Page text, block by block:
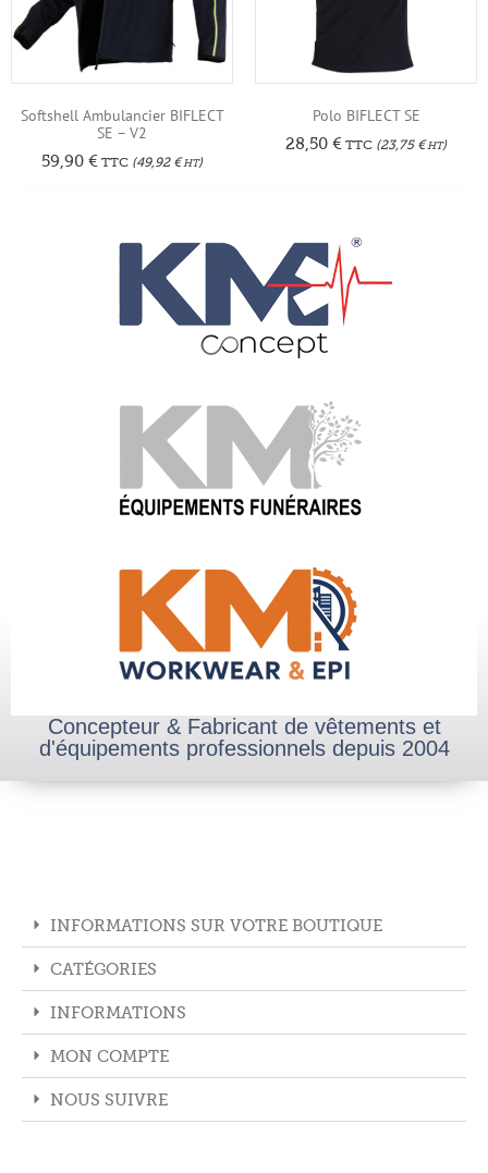
Softshell Ambulancier BIFLECT
SE – V2
59,90 € TTC (49,92 €HT)
Polo BIFLECT SE
28,50 € TTC (23,75 €HT)
Concepteur & Fabricant de vêtements et
d'équipements professionnels depuis 2004
INFORMATIONS SUR VOTRE BOUTIQUE
CATÉGORIES
INFORMATIONS
MON COMPTE
NOUS SUIVRE